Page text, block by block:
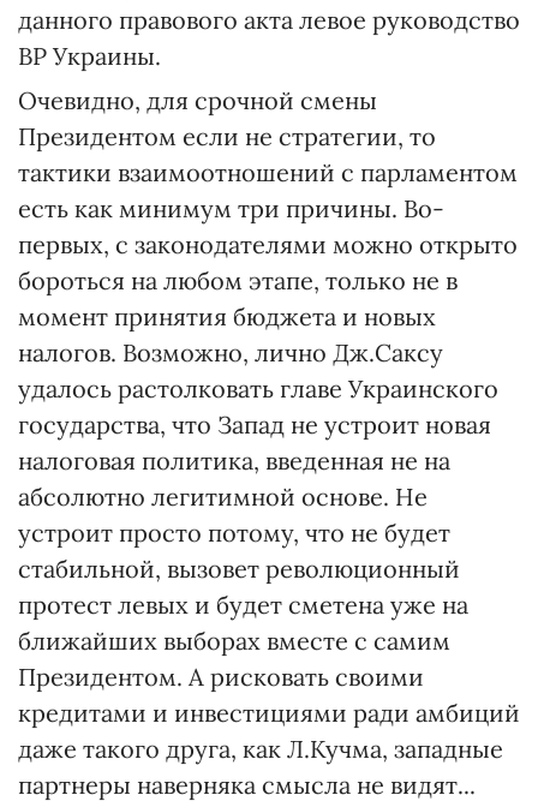
данного правового акта левое руководство
ВР Украины.
Очевидно, для срочной смены
Президентом если не стратегии, то
тактики взаимоотношений с парламентом
есть как минимум три причины. Во-
первых, с законодателями можно открыто
бороться на любом этапе, только не в
момент принятия бюджета и новых
налогов. Возможно, лично Дж.Саксу
удалось растолковать главе Украинского
государства, что Запад не устроит новая
налоговая политика, введенная не на
абсолютно легитимной основе. Не
устроит просто потому, что не будет
стабильной, вызовет революционный
протест левых и будет сметена уже на
ближайших выборах вместе с самим
Президентом. А рисковать своими
кредитами и инвестициями ради амбиций
даже такого друга, как Л.Кучма, западные
партнеры наверняка смысла не видят...